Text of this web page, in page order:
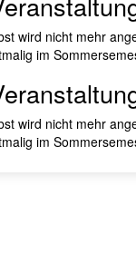
wird nicht mehr
im
wird nicht mehr
im